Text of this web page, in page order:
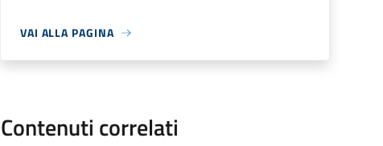
VAI ALLA PAGINA
Contenuti correlati